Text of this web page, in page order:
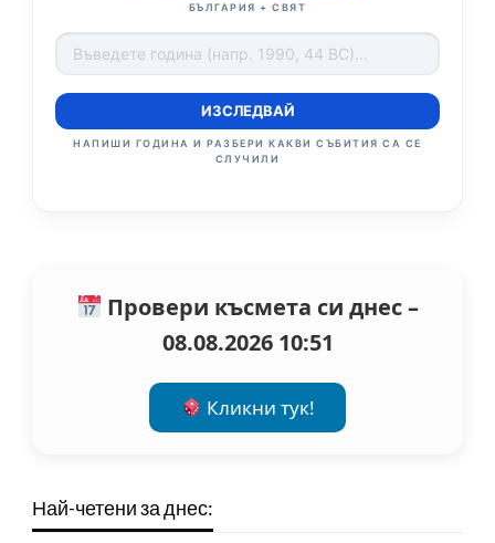
БЪЛГАРИЯ + СВЯТ
ИЗСЛЕДВАЙ
НАПИШИ ГОДИНА И РАЗБЕРИ КАКВИ СЪБИТИЯ СА СЕ
СЛУЧИЛИ
Провери късмета си днес –
08.08.2026 10:51
Кликни тук!
Най-четени за днес: